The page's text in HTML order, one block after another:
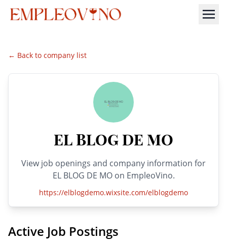
← Back to company list
EL BLOG DE MO
View job openings and company information for
EL BLOG DE MO on EmpleoVino.
https://elblogdemo.wixsite.com/elblogdemo
Active Job Postings